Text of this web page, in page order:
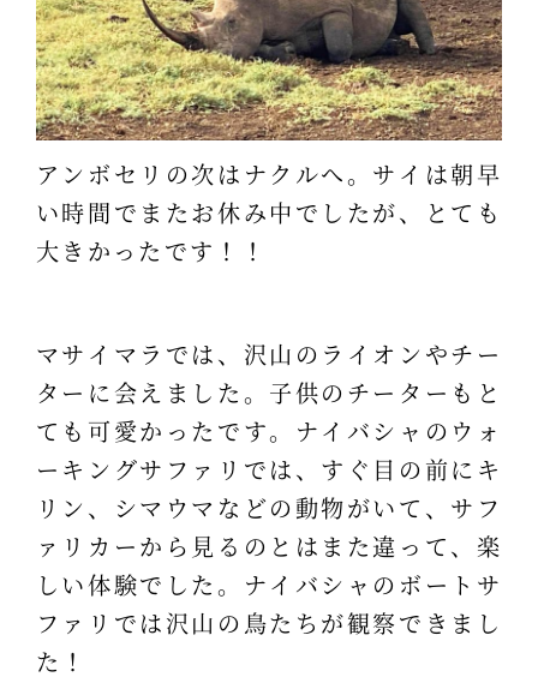
アンボセリの次はナクルへ。サイは朝早
い時間でまたお休み中でしたが、とても
大きかったです！！
マサイマラでは、沢山のライオンやチー
ターに会えました。子供のチーターもと
ても可愛かったです。ナイバシャのウォ
ーキングサファリでは、すぐ目の前にキ
リン、シマウマなどの動物がいて、サフ
ァリカーから見るのとはまた違って、楽
しい体験でした。ナイバシャのボートサ
ファリでは沢山の鳥たちが観察できまし
た！